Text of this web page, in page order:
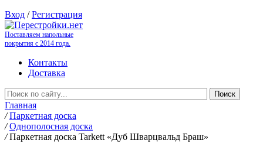
Вход /Регистрация
Поставляем напольные
покрытия с 2014 года.
Контакты
Доставка
Главная
/ Паркетная доска
/ Однополосная доска
/ Паркетная доска Tarkett «Дуб Шварцвальд Браш»